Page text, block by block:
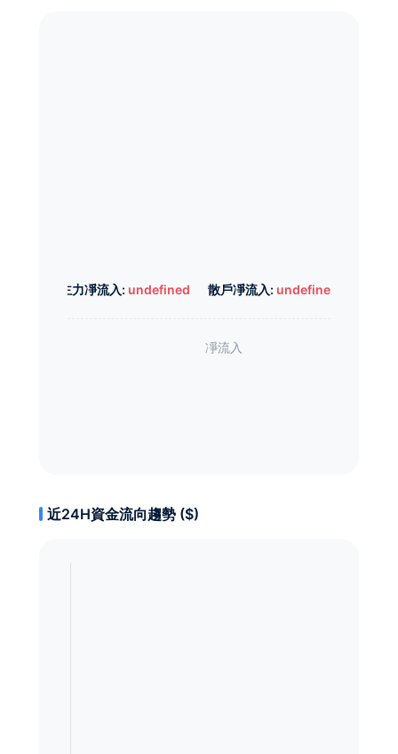
主力凈流入: undefined 散戶凈流入: undefined
近24H資金流向趨勢 ($)